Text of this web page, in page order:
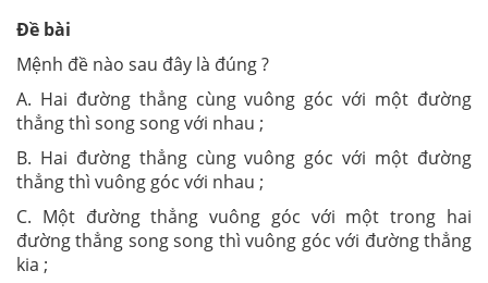
Đề bài
Mệnh đề nào sau đây là đúng ?
A. Hai đường thẳng cùng vuông góc với một đường
thẳng thì song song với nhau ;
B. Hai đường thẳng cùng vuông góc với một đường
thẳng thì vuông góc với nhau ;
C. Một đường thẳng vuông góc với một trong hai
đường thẳng song song thì vuông góc với đường thẳng
kia ;